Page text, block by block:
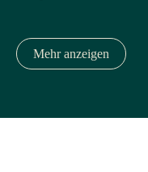
Mehr anzeigen